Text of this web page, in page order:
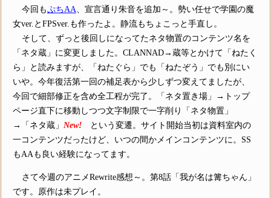
今回もぷちAA 、宣言通り朱音を追加～。勢い任せで学園の魔
女ver.とFPSver.も作ったよ。静流もちょこっと手直し。
そして、ずっと後回しになってたネタ物置のコンテンツ名を
「ネタ蔵」に変更しました。CLANNAD→蔵等とかけて「ねたく
ら」と読みますが、「ねたぐら」でも「ねたぞう」でも別にい
いや。今年復活第一回の補足表から少しずつ変えてましたが、
今回で細部修正を含め全工程が完了。「ネタ置き場」→トップ
ページ直下に移動しつつ文字制限で一字削り「ネタ物置」
→「ネタ蔵」 New! という変遷。サイト開始当初は資料室内の
一コンテンツだったけど、いつの間かメインコンテンツに。SS
もAAも良い経験になってます。
さて今週のアニメRewrite感想～。第8話「我が名は篝ちゃん」
です。原作は未プレイ。